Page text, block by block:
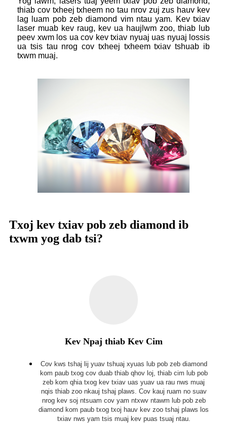
thiab cov txheej txheem no tau nrov zuj zus hauv kev
lag luam pob zeb diamond vim ntau yam. Kev txiav
laser muab kev raug, kev ua haujlwm zoo, thiab lub
peev xwm los ua cov kev txiav nyuaj uas nyuaj lossis
ua tsis tau nrog cov txheej txheem txiav tshuab ib
txwm muaj.
Txoj kev txiav pob zeb diamond ib
txwm yog dab tsi?
Kev Npaj thiab Kev Cim
Cov kws tshaj lij yuav tshuaj xyuas lub pob zeb diamond
kom paub txog cov duab thiab qhov loj, thiab cim lub pob
zeb kom qhia txog kev txiav uas yuav ua rau nws muaj
nqis thiab zoo nkauj tshaj plaws. Cov kauj ruam no suav
nrog kev soj ntsuam cov yam ntxwv ntawm lub pob zeb
diamond kom paub txog txoj hauv kev zoo tshaj plaws los
txiav nws yam tsis muaj kev puas tsuaj ntau.